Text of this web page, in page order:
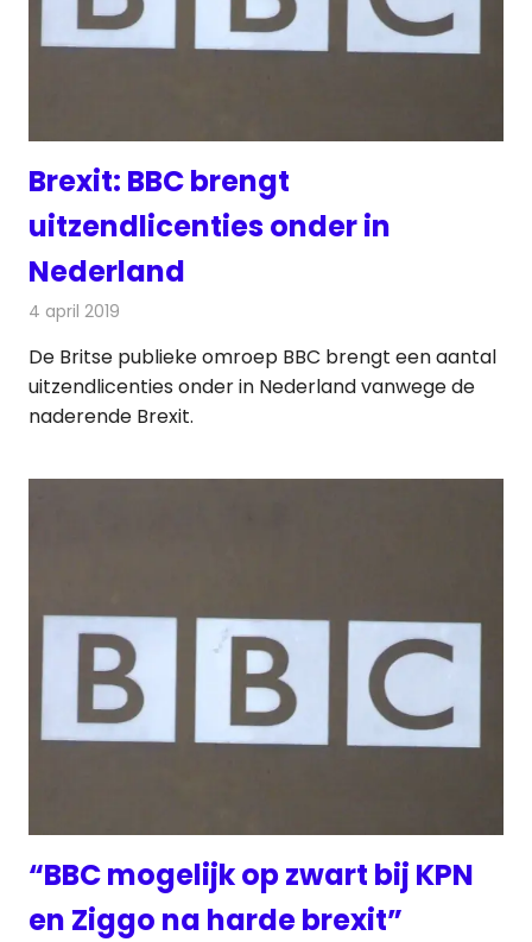
Brexit: BBC brengt
uitzendlicenties onder in
Nederland
4 april 2019
De Britse publieke omroep BBC brengt een aantal
uitzendlicenties onder in Nederland vanwege de
naderende Brexit.
“BBC mogelijk op zwart bij KPN
en Ziggo na harde brexit”